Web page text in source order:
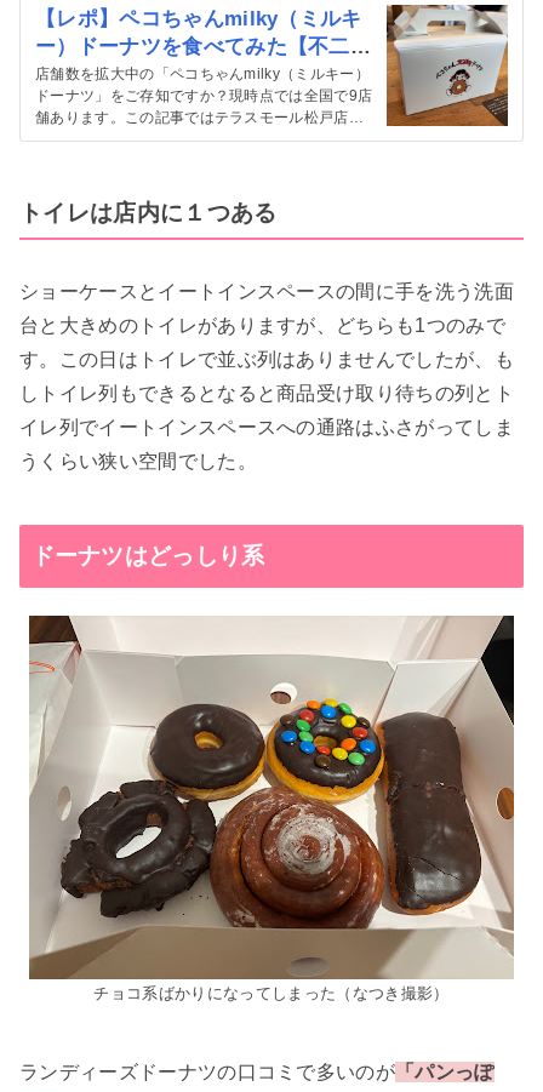
【レポ】ペコちゃんmilky（ミルキ
ー）ドーナツを食べてみた【不二
家】
店舗数を拡大中の「ペコちゃんmilky（ミルキー）
ドーナツ」をご存知ですか？現時点では全国で9店
舗あります。この記事ではテラスモール松戸店で
購入したレポートをご紹介します。 不二家のペコ
トイレは店内に１つある
ショーケースとイートインスペースの間に手を洗う洗面
台と大きめのトイレがありますが、どちらも1つのみで
す。この日はトイレで並ぶ列はありませんでしたが、も
しトイレ列もできるとなると商品受け取り待ちの列とト
イレ列でイートインスペースへの通路はふさがってしま
うくらい狭い空間でした。
ドーナツはどっしり系
チョコ系ばかりになってしまった（なつき撮影）
ランディーズドーナツの口コミで多いのが 「パンっぽ